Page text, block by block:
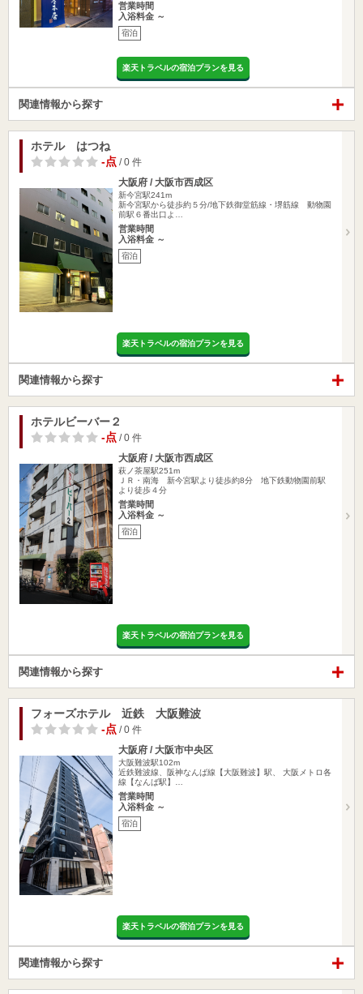
営業時間
入浴料金 ～
宿泊
楽天トラベルの宿泊プランを見る
関連情報から探す
ホテル はつね
-点 / 0 件
大阪府 / 大阪市西成区
新今宮駅241m
新今宮駅から徒歩約５分/地下鉄御堂筋線・堺筋線 動物園
前駅６番出口よ…
営業時間
入浴料金 ～
宿泊
楽天トラベルの宿泊プランを見る
関連情報から探す
ホテルビーバー２
-点 / 0 件
大阪府 / 大阪市西成区
萩ノ茶屋駅251m
ＪＲ・南海 新今宮駅より徒歩約8分 地下鉄動物園前駅
より徒歩４分
営業時間
入浴料金 ～
宿泊
楽天トラベルの宿泊プランを見る
関連情報から探す
フォーズホテル 近鉄 大阪難波
-点 / 0 件
大阪府 / 大阪市中央区
大阪難波駅102m
近鉄難波線、阪神なんば線【大阪難波】駅、 大阪メトロ各
線【なんば駅】…
営業時間
入浴料金 ～
宿泊
楽天トラベルの宿泊プランを見る
関連情報から探す